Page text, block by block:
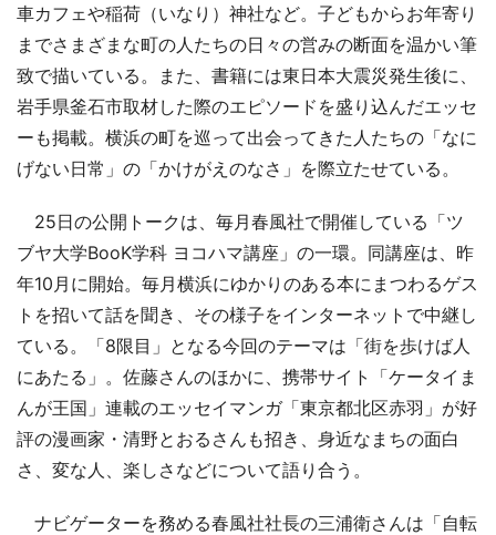
車カフェや稲荷（いなり）神社など。子どもからお年寄り
までさまざまな町の人たちの日々の営みの断面を温かい筆
致で描いている。また、書籍には東日本大震災発生後に、
岩手県釜石市取材した際のエピソードを盛り込んだエッセ
ーも掲載。横浜の町を巡って出会ってきた人たちの「なに
げない日常」の「かけがえのなさ」を際立たせている。
25日の公開トークは、毎月春風社で開催している「ツ
ブヤ大学BooK学科 ヨコハマ講座」の一環。同講座は、昨
年10月に開始。毎月横浜にゆかりのある本にまつわるゲス
トを招いて話を聞き、その様子をインターネットで中継し
ている。「8限目」となる今回のテーマは「街を歩けば人
にあたる」。佐藤さんのほかに、携帯サイト「ケータイま
んが王国」連載のエッセイマンガ「東京都北区赤羽」が好
評の漫画家・清野とおるさんも招き、身近なまちの面白
さ、変な人、楽しさなどについて語り合う。
ナビゲーターを務める春風社社長の三浦衛さんは「自転